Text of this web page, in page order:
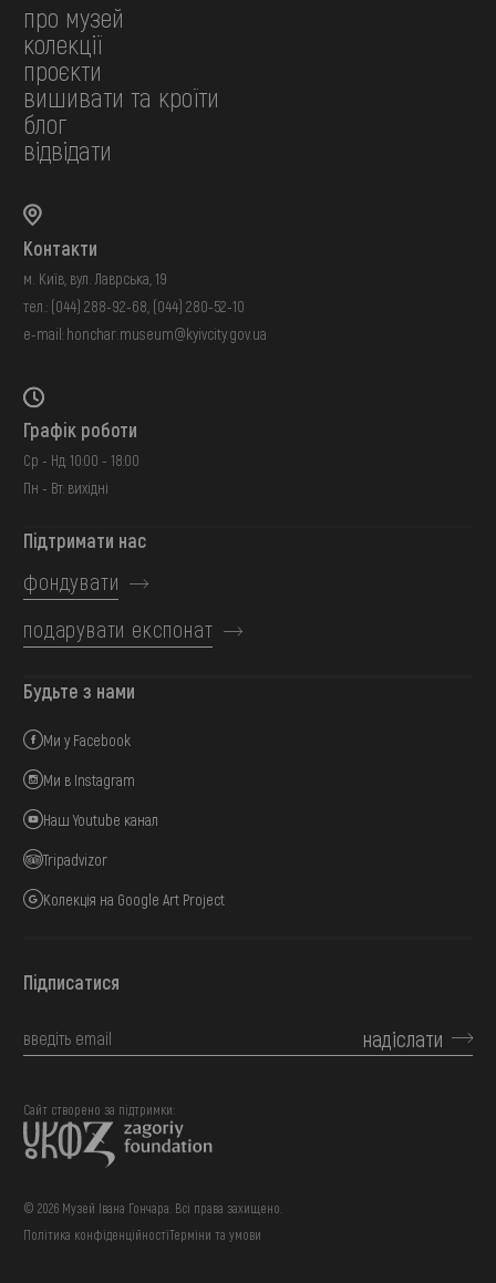
про музей
колекції
проєкти
вишивати та кроїти
блог
відвідати
Контакти
м. Київ, вул. Лаврська, 19
тел.: (044) 288-92-68 (044) 280-52-10
e-mail: honchar.museum@kyivcity.gov.ua
Графік роботи
Ср - Нд: 10:00 - 18:00
Пн - Вт: вихідні
Підтримати нас
фондувати
подарувати експонат
Будьте з нами
Ми у Facebook
Ми в Instagram
Наш Youtube канал
Tripadvizor
Колекція на Google Art Project
Підписатися
надіслати
© 2026 Музей Івана Гончара. Всі права захищено.
Сайт створено за підтримки:
Політика конфіденційностіТерміни та умови